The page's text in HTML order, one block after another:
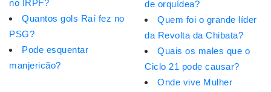
no IRPF?
Quantos gols Raí fez no
PSG?
Pode esquentar
manjericão?
de orquídea?
Quem foi o grande líder
da Revolta da Chibata?
Quais os males que o
Ciclo 21 pode causar?
Onde vive Mulher